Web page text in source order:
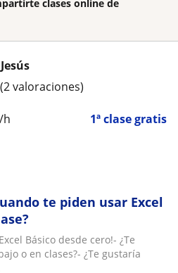
clases online de
/h 1ª clase gratis
(2 valoraciones)
te piden usar Excel
Básico desde cero!- ¿Te
o en clases?- ¿Te gustaría